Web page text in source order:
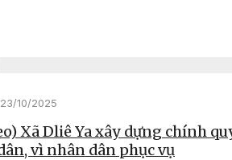
10/2025
Xã Dliê Ya xây dựng chính
vì nhân dân phục vụ